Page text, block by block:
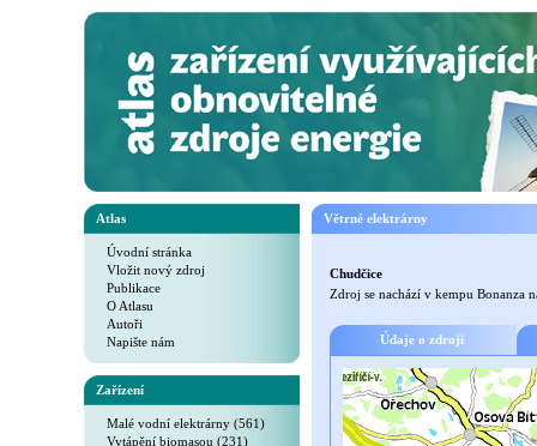
Atlas
Úvodní stránka
Vložit nový zdroj
Publikace
O Atlasu
Autoři
Napište nám
Zařízení
Malé vodní elektrárny (561)
Vytápění biomasou (231)
Větrné elektrárny
Chudčice
Zdroj se nachází v kempu Bonanza
Údaje o zdroji